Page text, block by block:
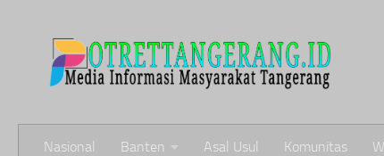
Nasional Banten Asal Usul Komunitas